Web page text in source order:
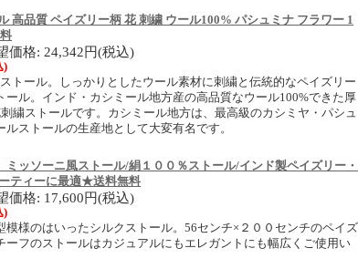
高品質 ペイズリー柄 花 刺繍 ウール100% パシュミナ フラワー 1
価格: 24,342円(税込)
)
トール。しっかりとしたウール素材に刺繍と伝統的なペイズリー
ール。インド・カシミール地方産の高品質なウール100%できた厚
繍ストールです。カシミール地方は、最高級のカシミヤ・パシュ
ルストールの生産地として大変有名です。
ミッソーニ風ストール/絹１００％ストール/インド製ペイズリー・
ティーに最適★送料無料
価格: 17,600円(税込)
)
模様のはいったシルクストール。56センチ×２００センチのペイズ
ーフのストールはカジュアルにもエレガントにも幅広くご使用い